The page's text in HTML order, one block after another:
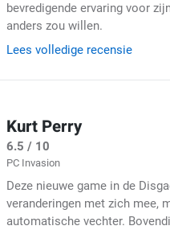
bevredigende ervaring voor
anders zou willen.
Lees volledige recensie
Kurt Perry
6.5 / 10
PC Invasion
Deze nieuwe game in de
veranderingen met zich mee,
automatische vechter.